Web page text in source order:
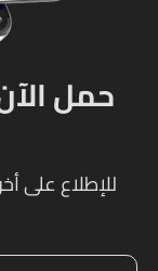
للإطلاع على